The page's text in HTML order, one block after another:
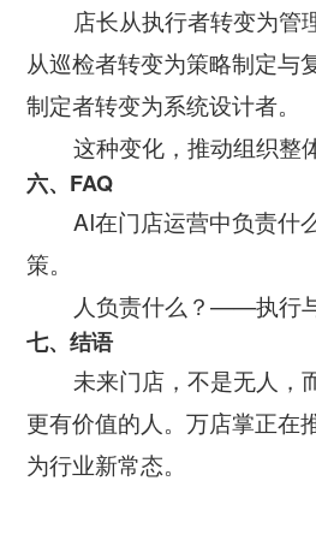
店长从执行者转变为管
从巡检者转变为策略制定与
制定者转变为系统设计者。
这种变化，推动组织整
六、FAQ
AI在门店运营中负责
策。
人负责什么？——执行
七、结语
未来门店，不是无人，
更有价值的人。万店掌正在
为行业新常态。